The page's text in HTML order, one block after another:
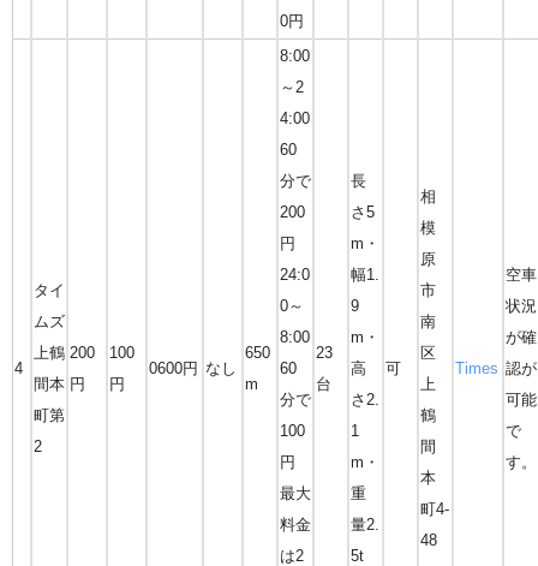
0円
4
タイ
ムズ
上鶴
間本
町第
2
200
円
100
円
0600円 なし
650
m
8:00
～2
4:00
60
分で
200
円
24:0
0～
8:00
60
分で
100
円
最大
料金
は2
23
台
長
さ5
m・
幅1.
9
m・
高
さ2.
1
m・
重
量2.
5t
可
相
模
原
市
南
区
上
鶴
間
本
町4-
48
Times
空車
状況
が確
認が
可能
で
す。